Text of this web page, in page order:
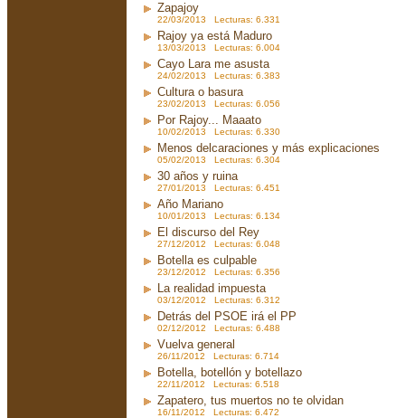
Zapajoy
22/03/2013 Lecturas: 6.331
Rajoy ya está Maduro
13/03/2013 Lecturas: 6.004
Cayo Lara me asusta
24/02/2013 Lecturas: 6.383
Cultura o basura
23/02/2013 Lecturas: 6.056
Por Rajoy... Maaato
10/02/2013 Lecturas: 6.330
Menos delcaraciones y más explicaciones
05/02/2013 Lecturas: 6.304
30 años y ruina
27/01/2013 Lecturas: 6.451
Año Mariano
10/01/2013 Lecturas: 6.134
El discurso del Rey
27/12/2012 Lecturas: 6.048
Botella es culpable
23/12/2012 Lecturas: 6.356
La realidad impuesta
03/12/2012 Lecturas: 6.312
Detrás del PSOE irá el PP
02/12/2012 Lecturas: 6.488
Vuelva general
26/11/2012 Lecturas: 6.714
Botella, botellón y botellazo
22/11/2012 Lecturas: 6.518
Zapatero, tus muertos no te olvidan
16/11/2012 Lecturas: 6.472